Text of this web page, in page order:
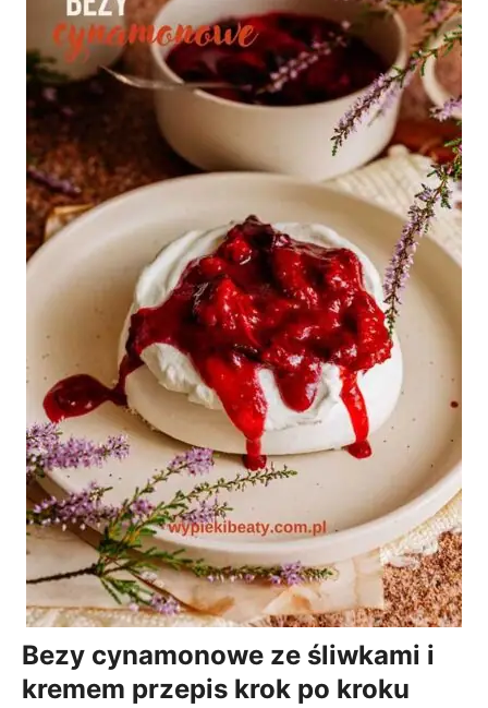
Bezy cynamonowe ze śliwkami i
kremem przepis krok po kroku